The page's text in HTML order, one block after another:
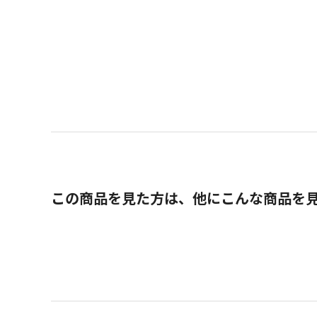
この商品を見た方は、他にこんな商品を